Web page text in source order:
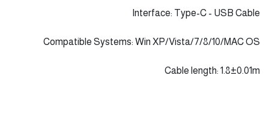
Weight: 555±5g
Keyboard type :Mechanical
Interface: Type-C - USB Cable